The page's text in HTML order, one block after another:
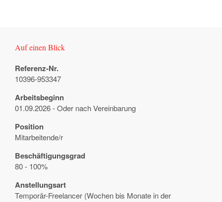
Auf einen Blick
Referenz-Nr.
10396-953347
Arbeitsbeginn
01.09.2026 - Oder nach Vereinbarung
Position
Mitarbeitende/r
Beschäftigungsgrad
80 - 100%
Anstellungsart
Temporär-Freelancer (Wochen bis Monate in der